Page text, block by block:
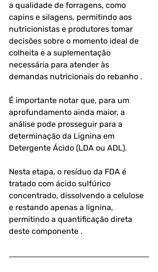
a qualidade de forragens, como
capins e silagens, permitindo aos
nutricionistas e produtores tomar
decisões sobre o momento ideal de
colheita e a suplementação
necessária para atender às
demandas nutricionais do rebanho .
É importante notar que, para um
aprofundamento ainda maior, a
análise pode prosseguir para a
determinação da Lignina em
Detergente Ácido (LDA ou ADL).
Nesta etapa, o resíduo da FDA é
tratado com ácido sulfúrico
concentrado, dissolvendo a celulose
e restando apenas a lignina,
permitindo a quantificação direta
deste componente .